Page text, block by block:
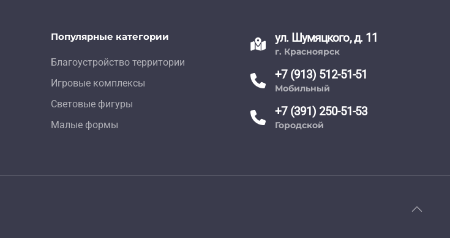
Популярные категории
Благоустройство территории
Игровые комплексы
Световые фигуры
Малые формы
ул. Шумяцкого, д. 11
г. Красноярск
+7 (913) 512-51-51
Мобильный
+7 (391) 250-51-53
Городской